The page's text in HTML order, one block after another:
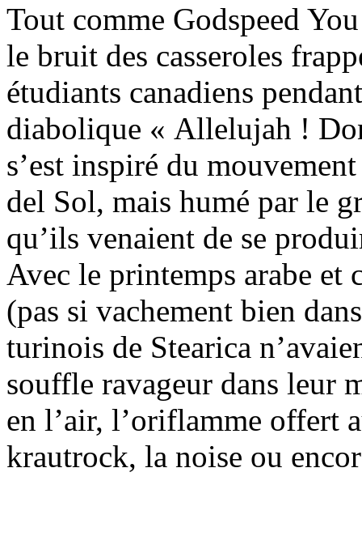
Tout comme Godspeed
le bruit des casseroles
étudiants canadiens
diabolique « Allelujah !
s’est inspiré du
del Sol, mais humé par le
qu’ils venaient de se
Avec le printemps arabe et
(pas si vachement bien
turinois de Stearica
souffle ravageur dans leur
en l’air, l’oriflamme offert
krautrock, la noise ou